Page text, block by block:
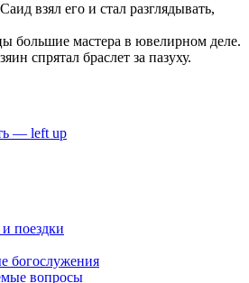
взял его и стал разглядывать,
большие мастера в ювелирном деле.
спрятал браслет за пазуху.
— left up
поездки
богослужения
вопросы